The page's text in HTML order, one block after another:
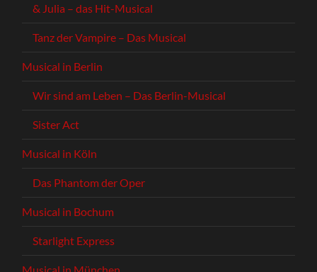
& Julia – das Hit-Musical
Tanz der Vampire – Das Musical
Musical in Berlin
Wir sind am Leben – Das Berlin-Musical
Sister Act
Musical in Köln
Das Phantom der Oper
Musical in Bochum
Starlight Express